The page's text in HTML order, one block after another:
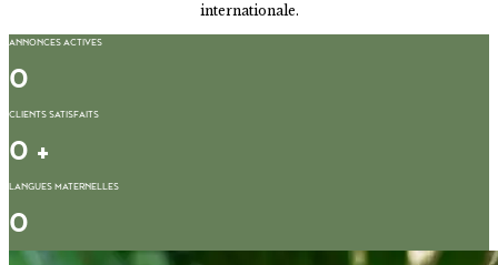
internationale.
ANNONCES ACTIVES​
0
CLIENTS SATISFAITS​
0 +
LANGUES MATERNELLES​
0